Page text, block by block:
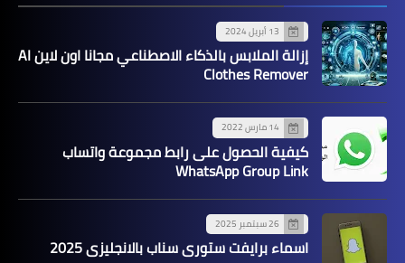
13 أبريل 2024
إزالة الملابس بالذكاء الاصطناعي مجانا اون لاين AI
Clothes Remover
14 مارس 2022
كيفية الحصول على رابط مجموعة واتساب
WhatsApp Group Link
26 سبتمبر 2025
اسماء برايفت ستوري سناب بالانجليزي 2025